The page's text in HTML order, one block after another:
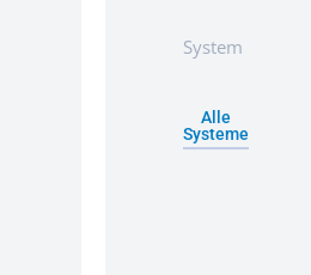
System
Alle
Systeme